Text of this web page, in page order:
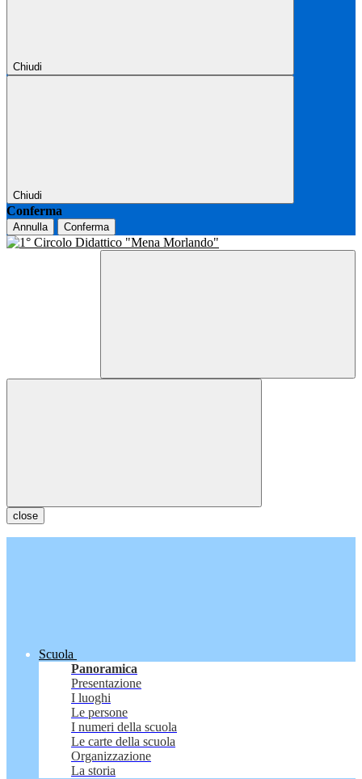
Chiudi
Chiudi
Conferma
Annulla Conferma
close
Scuola
Panoramica
Presentazione
I luoghi
Le persone
I numeri della scuola
Le carte della scuola
Organizzazione
La storia